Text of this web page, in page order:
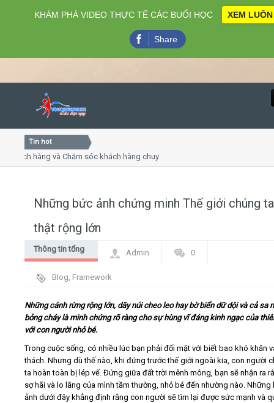
Close
Home
Video
Kiến thức
Liên hệ - Đăng ký
Tin hot
hàng và Chăm sóc khách hàng chuyên nghiệp
Những bức ảnh chứng minh Thế giới chúng ta
thật rộng lớn
Thông tin tổng
Admin 0
Blog, Framework
Những cánh rừng rộng lớn, dãy núi cheo leo hay bờ biển dữ dội và cả sa
bỏng cháy là minh chứng rõ ràng cho sự hùng vĩ đáng kinh ngạc của
với con người nhỏ bé.
Trong cuộc sống, có nhiều lúc bạn phải đối mặt với biết bao khó khăn
thách. Nhưng dù thế nào, khi đứng trước thế giới ngoài kia, con người
ta hoàn toàn bị lép vế. Đứng giữa đất trời mênh mông, bạn sẽ nhận ra
sợ hãi và lo lắng của mình tầm thường, nhỏ bé đến nhường nào. Những
ảnh dưới đây khẳng định rằng con người sẽ tìm lại được sức mạnh và
KHÁM PHÁ VIDEO THỰC TẾ CÁC BUỔI HỌC XEM LUÔN
Share